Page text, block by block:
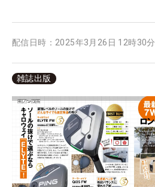
配信日時： 2025年3月26日 12時30分
雑誌出版